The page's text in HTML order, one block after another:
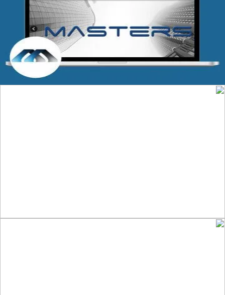
شركة MASTERS للتدريب
التفاصيل